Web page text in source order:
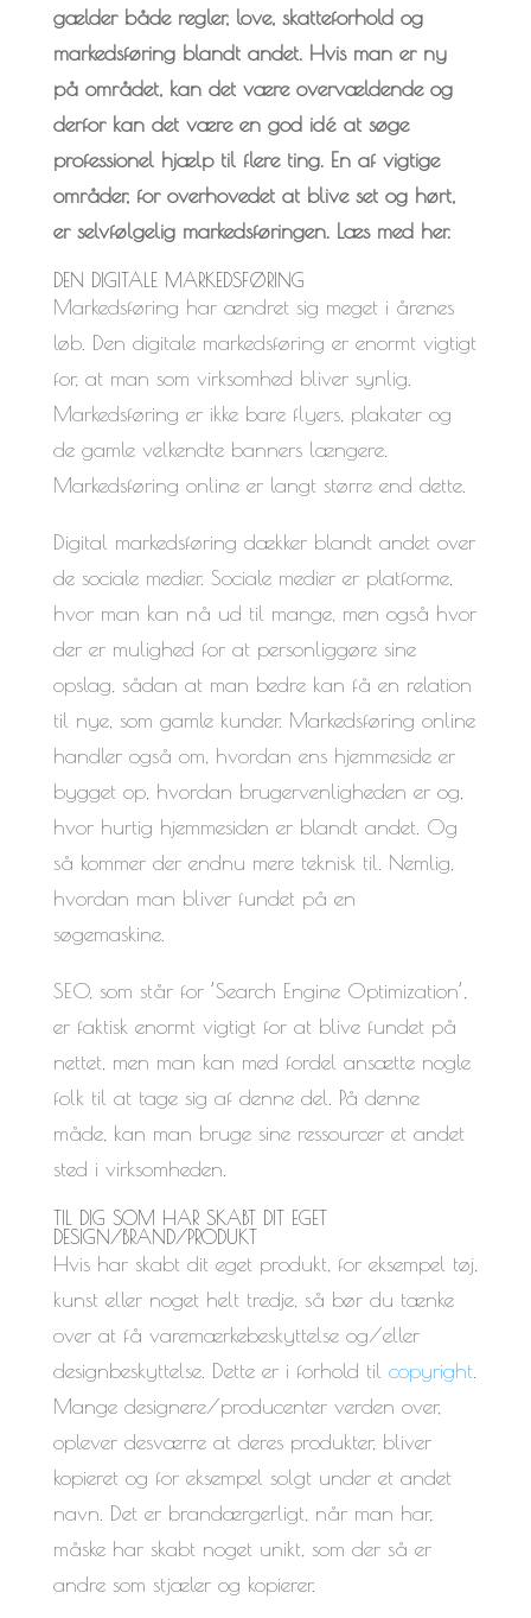
gælder både regler, love, skatteforhold og
markedsføring blandt andet. Hvis man er ny
på området, kan det være overvældende og
derfor kan det være en god idé at søge
professionel hjælp til flere ting. En af vigtige
områder, for overhovedet at blive set og hørt,
er selvfølgelig markedsføringen. Læs med her.
DEN DIGITALE MARKEDSFØRING
Markedsføring har ændret sig meget i årenes
løb. Den digitale markedsføring er enormt vigtigt
for, at man som virksomhed bliver synlig.
Markedsføring er ikke bare flyers, plakater og
de gamle velkendte banners længere.
Markedsføring online er langt større end dette.
Digital markedsføring dækker blandt andet over
de sociale medier. Sociale medier er platforme,
hvor man kan nå ud til mange, men også hvor
der er mulighed for at personliggøre sine
opslag, sådan at man bedre kan få en relation
til nye, som gamle kunder. Markedsføring online
handler også om, hvordan ens hjemmeside er
bygget op, hvordan brugervenligheden er og,
hvor hurtig hjemmesiden er blandt andet. Og
så kommer der endnu mere teknisk til. Nemlig,
hvordan man bliver fundet på en
søgemaskine.
SEO, som står for ’Search Engine Optimization’,
er faktisk enormt vigtigt for at blive fundet på
nettet, men man kan med fordel ansætte nogle
folk til at tage sig af denne del. På denne
måde, kan man bruge sine ressourcer et andet
sted i virksomheden.
TIL DIG SOM HAR SKABT DIT EGET
DESIGN/BRAND/PRODUKT
Hvis har skabt dit eget produkt, for eksempel tøj,
kunst eller noget helt tredje, så bør du tænke
over at få varemærkebeskyttelse og/eller
designbeskyttelse. Dette er i forhold til copyright.
Mange designere/producenter verden over,
oplever desværre at deres produkter, bliver
kopieret og for eksempel solgt under et andet
navn. Det er brandærgerligt, når man har,
måske har skabt noget unikt, som der så er
andre som stjæler og kopierer.